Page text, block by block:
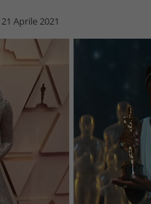
21 Aprile 2021